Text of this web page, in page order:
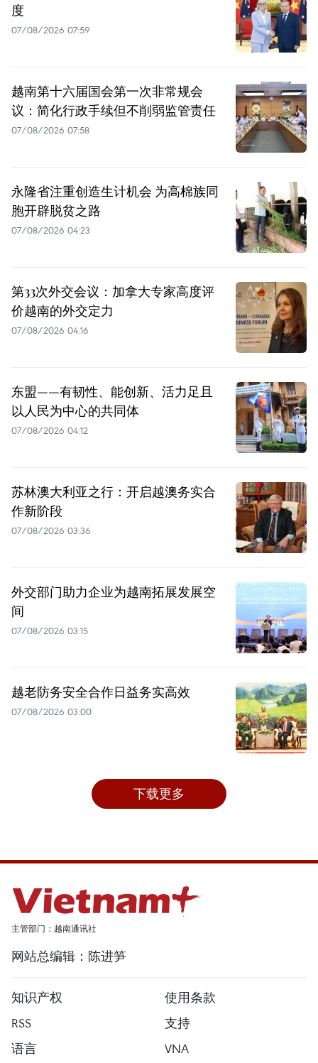
度
07/08/2026 07:59
越南第十六届国会第一次非常规会
议：简化行政手续但不削弱监管责任
07/08/2026 07:58
永隆省注重创造生计机会 为高棉族同
胞开辟脱贫之路
07/08/2026 04:23
第33次外交会议：加拿大专家高度评
价越南的外交定力
07/08/2026 04:16
东盟——有韧性、能创新、活力足且
以人民为中心的共同体
07/08/2026 04:12
苏林澳大利亚之行：开启越澳务实合
作新阶段
07/08/2026 03:36
外交部门助力企业为越南拓展发展空
间
07/08/2026 03:15
越老防务安全合作日益务实高效
07/08/2026 03:00
下载更多
主管部门：越南通讯社
网站总编辑：陈进笋
知识产权
使用条款
RSS
支持
语言
VNA